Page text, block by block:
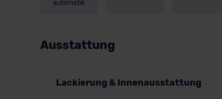
Also worauf wartest Du noch? Entdecke unseren
automatik
Ausstattung
Lackierung & Innenausstattung